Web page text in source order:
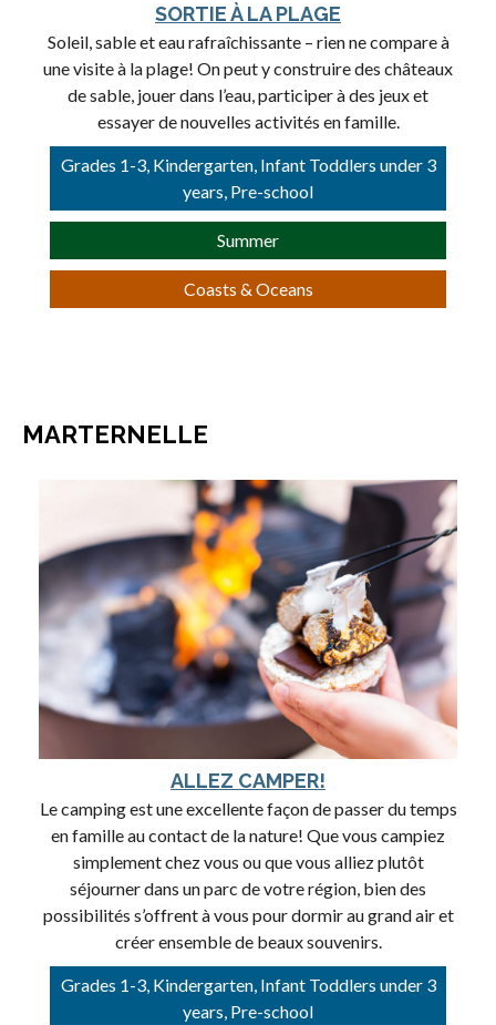
SORTIE À LA PLAGE
Soleil, sable et eau rafraîchissante – rien ne compare à
une visite à la plage! On peut y construire des châteaux
de sable, jouer dans l’eau, participer à des jeux et
essayer de nouvelles activités en famille.
Grades 1-3, Kindergarten, Infant Toddlers under 3
years, Pre-school
Summer
Coasts & Oceans
MARTERNELLE
ALLEZ CAMPER!
Le camping est une excellente façon de passer du temps
en famille au contact de la nature! Que vous campiez
simplement chez vous ou que vous alliez plutôt
séjourner dans un parc de votre région, bien des
possibilités s’offrent à vous pour dormir au grand air et
créer ensemble de beaux souvenirs.
Grades 1-3, Kindergarten, Infant Toddlers under 3
years, Pre-school